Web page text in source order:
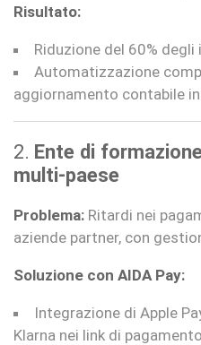
Risultato:
Riduzione del 60%
Automatizzazione
aggiornamento contabile
2. Ente di
multi-paese
Problema: Ritardi nei
aziende partner, con
Soluzione con AIDA Pay:
Integrazione di Apple
Klarna nei link di